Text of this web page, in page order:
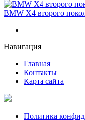
BMW X4 второго
Навигация
Главная
Контакты
Карта сайта
Политика